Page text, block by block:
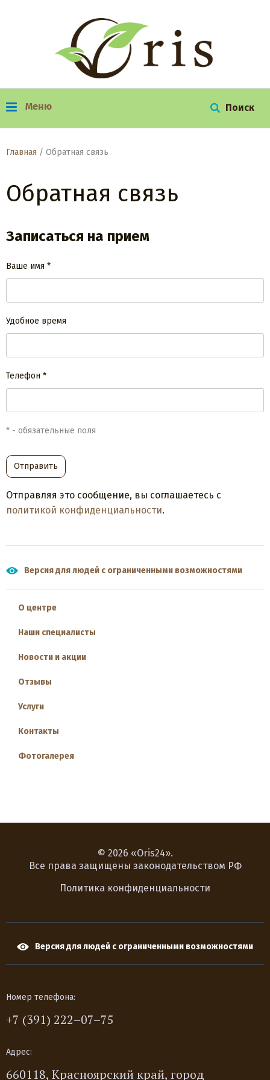
Меню
Главная / Обратная связь
Обратная связь
Записаться на прием
Ваше имя *
Удобное время
Телефон *
* - обязательные поля
Отправить
Отправляя это сообщение, вы соглашаетесь с
политикой конфиденциальности.
Версия для людей с ограниченными возможностями
О центре
Наши специалисты
Новости и акции
Отзывы
Услуги
Контакты
Фотогалерея
© 2026 «Oris24».
Все права защищены законодательством РФ
Политика конфиденциальности
Версия для людей с ограниченными возможностями
Номер телефона:
+7 (391) 222–07–75
Адрес:
660118, Красноярский край, город